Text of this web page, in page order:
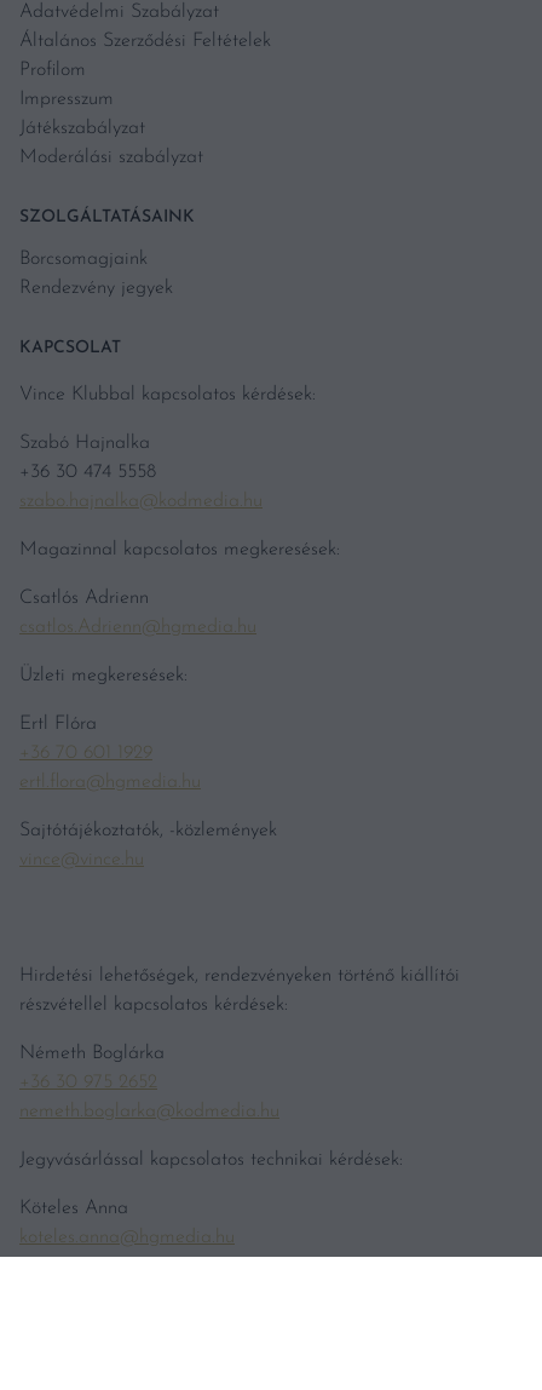
Adatvédelmi Szabályzat
Általános Szerződési Feltételek
Profilom
Impresszum
Játékszabályzat
Moderálási szabályzat
SZOLGÁLTATÁSAINK
Borcsomagjaink
Rendezvény jegyek
KAPCSOLAT
Vince Klubbal kapcsolatos kérdések:
Szabó Hajnalka
+36 30 474 5558
szabo.hajnalka@kodmedia.hu
Magazinnal kapcsolatos megkeresések:
Csatlós Adrienn
csatlos.Adrienn@hgmedia.hu
Üzleti megkeresések:
Ertl Flóra
+36 70 601 1929
ertl.flora@hgmedia.hu
Sajtótájékoztatók, -közlemények
vince@vince.hu
Hirdetési lehetőségek, rendezvényeken történő kiállítói
részvétellel kapcsolatos kérdések:
Németh Boglárka
+36 30 975 2652
nemeth.boglarka@kodmedia.hu
Jegyvásárlással kapcsolatos technikai kérdések:
Köteles Anna
koteles.anna@hgmedia.hu